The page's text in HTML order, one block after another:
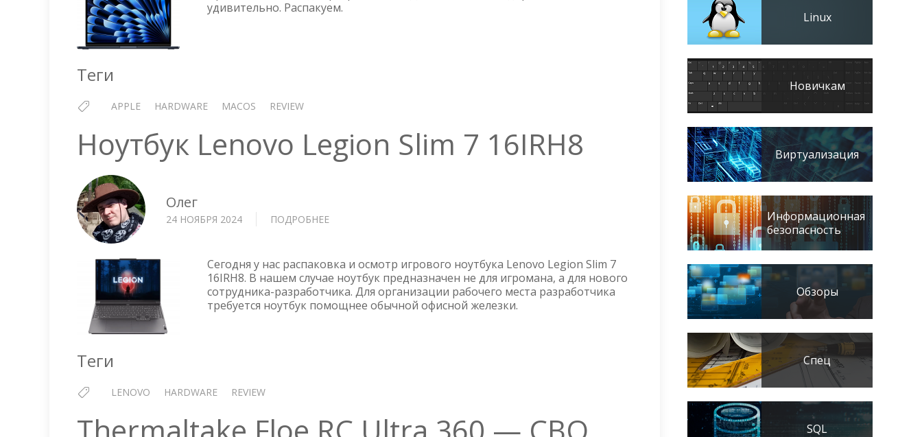
13-
удивительно. Распакуем.
Теги
APPLE HARDWARE MACOS REVIEW
Ноутбук Lenovo Legion Slim 7 16IRH8
Олег
24 НОЯБРЯ 2024 ПОДРОБНЕЕ
LEGION
SLIM
7
16IRH8
Сегодня у нас распаковка и осмотр игрового ноутбука Lenovo Legion Slim 7
16IRH8. В нашем случае ноутбук предназначен не для игромана, а для нового
сотрудника-разработчика. Для организации рабочего места разработчика
требуется ноутбук помощнее обычной офисной железки.
Теги
LENOVO HARDWARE REVIEW
Linux
Новичкам
Виртуализация
Информационная
безопасность
Обзоры
Спец
SQL